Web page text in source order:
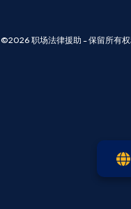
©2026 职场法律援助 - 保留所有